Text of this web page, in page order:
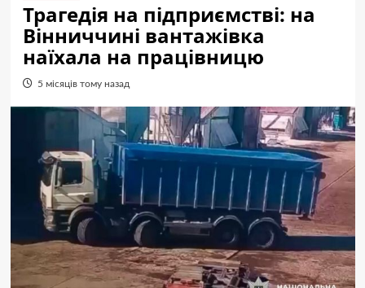
Трагедія на підприємстві: на
Вінниччині вантажівка
наїхала на працівницю
5 місяців тому назад